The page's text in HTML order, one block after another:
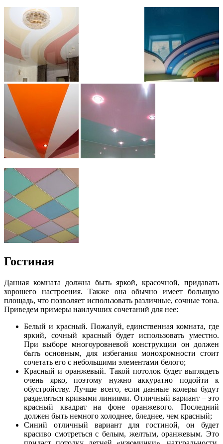
Гостиная
Данная комната должна быть яркой, красочной, придавать
хорошего настроения. Также она обычно имеет большую
площадь, что позволяет использовать различные, сочные тона.
Приведем примеры наилучших сочетаний для нее:
Белый и красный. Пожалуй, единственная комната, где
яркий, сочный красный будет использовать уместно.
При выборе многоуровневой конструкции он должен
быть основным, для избегания монохромности стоит
сочетать его с небольшими элементами белого;
Красный и оранжевый. Такой потолок будет выглядеть
очень ярко, поэтому нужно аккуратно подойти к
обустройству. Лучше всего, если данные колеры будут
разделяться кривыми линиями. Отличный вариант – это
красный квадрат на фоне оранжевого. Последний
должен быть немного холоднее, бледнее, чем красный;
Синий отличный вариант для гостиной, он будет
красиво смотреться с белым, желтым, оранжевым. Это